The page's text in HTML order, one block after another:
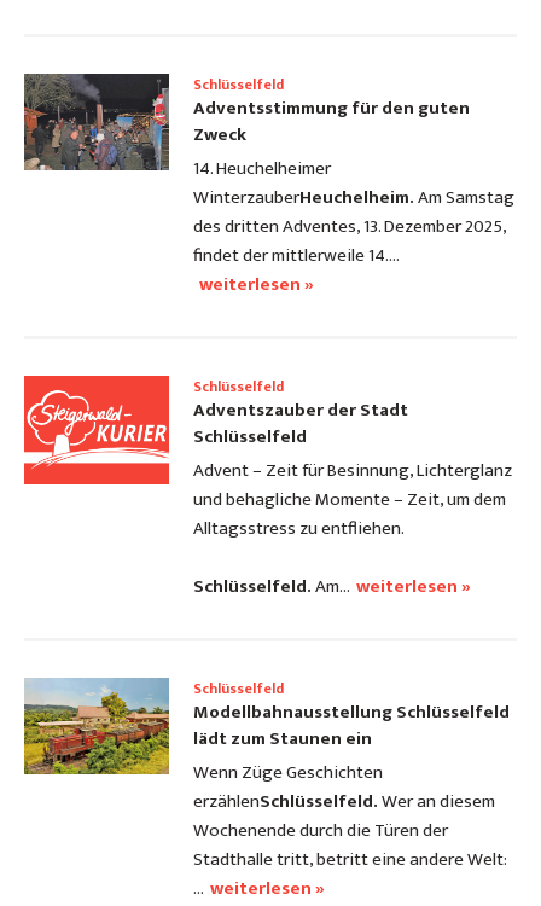
Schlüsselfeld
Adventsstimmung für den guten
Zweck
14. Heuchelheimer
WinterzauberHeuchelheim.Am Samstag
des dritten Adventes, 13. Dezember 2025,
findet der mittlerweile 14.…
weiterlesen »
Schlüsselfeld
Adventszauber der Stadt
Schlüsselfeld
Advent – Zeit für Besinnung, Lichterglanz
und behagliche Momente – Zeit, um dem
Alltagsstress zu entfliehen.
Schlüsselfeld.Am… weiterlesen »
Schlüsselfeld
Modellbahnausstellung Schlüsselfeld
lädt zum Staunen ein
Wenn Züge Geschichten
erzählenSchlüsselfeld.Wer an diesem
Wochenende durch die Türen der
Stadthalle tritt, betritt eine andere Welt:
… weiterlesen »